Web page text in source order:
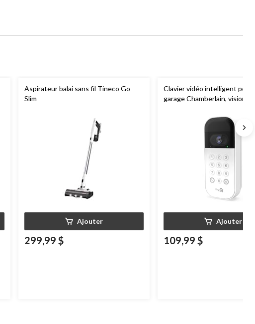
Aspirateur balai sans fil Tineco Go
Slim
Ajouter
299,99 $
Clavier vidéo intelligent pour
garage Chamberlain, vision
Ajouter
109,99 $